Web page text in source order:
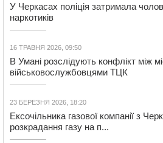
У Черкасах поліція затримала
наркотиків
16 ТРАВНЯ 2026, 09:50
В Умані розслідують конфлікт між
військовослужбовцями ТЦК
23 БЕРЕЗНЯ 2026, 18:20
Ексочільника газової компанії з
розкрадання газу на п...